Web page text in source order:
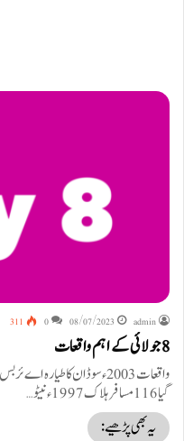
admin
08/07/2023
0
311
8 جولائی کے اہم واقعات
گیا 116مسافر ہلاک 1997ء نیٹو…
یہ بھی پڑھیے: